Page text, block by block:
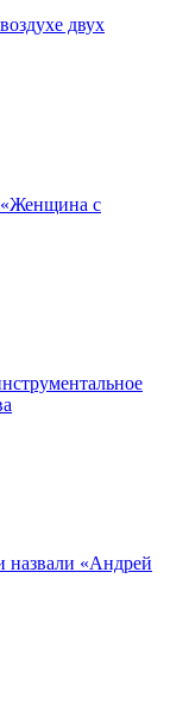
двух
«Женщина с
назвали «Андрей